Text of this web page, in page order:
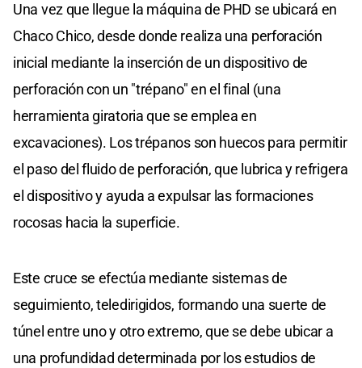
Una vez que llegue la máquina de PHD se ubicará en
Chaco Chico, desde donde realiza una perforación
inicial mediante la inserción de un dispositivo de
perforación con un "trépano" en el final (una
herramienta giratoria que se emplea en
excavaciones). Los trépanos son huecos para permitir
el paso del fluido de perforación, que lubrica y refrigera
el dispositivo y ayuda a expulsar las formaciones
rocosas hacia la superficie.
Este cruce se efectúa mediante sistemas de
seguimiento, teledirigidos, formando una suerte de
túnel entre uno y otro extremo, que se debe ubicar a
una profundidad determinada por los estudios de